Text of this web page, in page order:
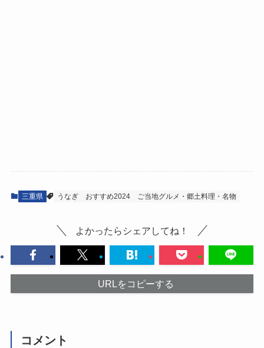
三重県 うなぎ おすすめ2024 ご当地グルメ・郷土料理・名物
よかったらシェアしてね！
URLをコピーする
コメント